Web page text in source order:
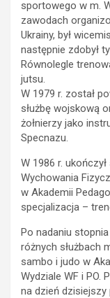
sportowego w m.
zawodach
Ukrainy, był
następnie zdobył
Równolegle
jutsu.
W 1979 r. został
służbę wojskową
żołnierzy jako
Specnazu.
W 1986 r.
Wychowania
w Akademii
specjalizacja –
Po nadaniu
różnych służbach
sambo i judo w
Wydziale WF i PO.
na dzień